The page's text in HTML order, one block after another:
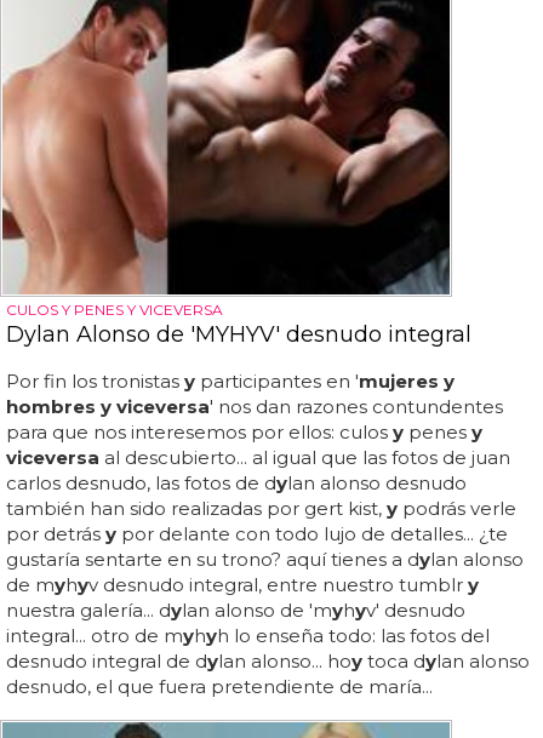
CULOS Y PENES Y VICEVERSA
Dylan Alonso de 'MYHYV' desnudo integral
Por fin los tronistas y participantes en 'mujeres y
hombres y viceversa' nos dan razones contundentes
para que nos interesemos por ellos: culos y penes y
viceversa al descubierto... al igual que las fotos de juan
carlos desnudo, las fotos de dylan alonso desnudo
también han sido realizadas por gert kist, y podrás verle
por detrás y por delante con todo lujo de detalles... ¿te
gustaría sentarte en su trono? aquí tienes a dylan alonso
de myhyv desnudo integral, entre nuestro tumblr y
nuestra galería... dylan alonso de 'myhyv' desnudo
integral... otro de myhyh lo enseña todo: las fotos del
desnudo integral de dylan alonso... hoy toca dylan alonso
desnudo, el que fuera pretendiente de maría...